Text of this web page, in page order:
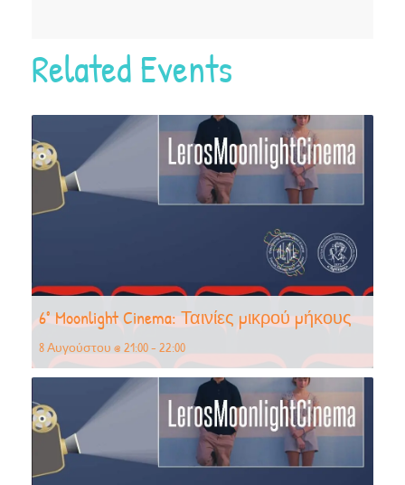
Related Events
6° Moonlight Cinema: Ταινίες μικρού μήκους
8 Αυγούστου @ 21:00- 22:00